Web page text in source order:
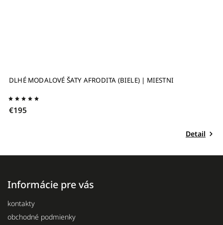
MODALOVÉ ŠATY AFRODITA (BIELE) | MIESTNI
Informácie pre vás
kontakty
obchodné podmienky